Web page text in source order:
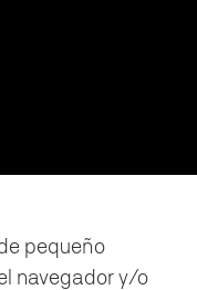
pequeño
navegador y/o